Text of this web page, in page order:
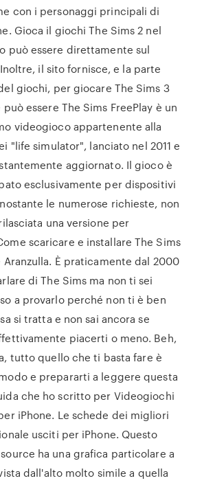
con i personaggi principali di
Gioca il giochi The Sims 2 nel
può essere direttamente sul
il sito fornisce, e la parte
giochi, per giocare The Sims 3
essere The Sims FreePlay è un
videogioco appartenente alla
"life simulator", lanciato nel 2011 e
aggiornato. Il gioco è
esclusivamente per dispositivi
le numerose richieste, non
una versione per
scaricare e installare The Sims
Aranzulla. È praticamente dal 2000
di The Sims ma non ti sei
a provarlo perché non ti è ben
si tratta e non sai ancora se
piacerti o meno. Beh,
tutto quello che ti basta fare è
e prepararti a leggere questa
che ho scritto per Videogiochi
iPhone. Le schede dei migliori
usciti per iPhone. Questo
ha una grafica particolare a
dall'alto molto simile a quella